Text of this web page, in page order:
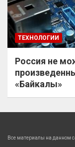
ТЕХНОЛОГИИ
Россия не
«Байкалы»
Все материалы на данном